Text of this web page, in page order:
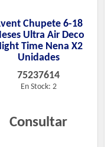
Chupete 6-18
Ultra Air Deco
Time Nena X2
Unidades
75237614
En Stock: 2
Consultar